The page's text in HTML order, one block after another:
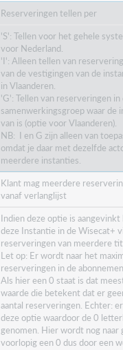
Reserveringen tellen per
'S': Tellen voor het gehele
voor Nederland.
'I': Alleen tellen van
van de vestigingen van de
in Vlaanderen.
'G': Tellen van reserveringen in
samenwerkingsgroep waar de
van is (optie voor Vlaanderen).
NB: I en G zijn alleen van
omdat je daar met dezelfde
meerdere instanties.
Klant mag meerdere
vanaf verlanglijst
Indien deze optie is
deze Instantie in de Wisecat+
reserveringen van meerdere
Let op: Er wordt naar het
reserveringen in de
Als hier een 0 staat is dat
waarde die betekent dat er
aantal reserveringen. Echter:
deze optie waardoor de 0
genomen. Hier wordt nog naar
voorlopig een 0 dus door een